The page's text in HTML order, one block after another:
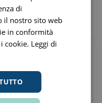
Gusto Pompelmo e
ora € 7,74
Prezzo consigliato:
di
il nostro sito web
in conformità
cookie. Leggi di